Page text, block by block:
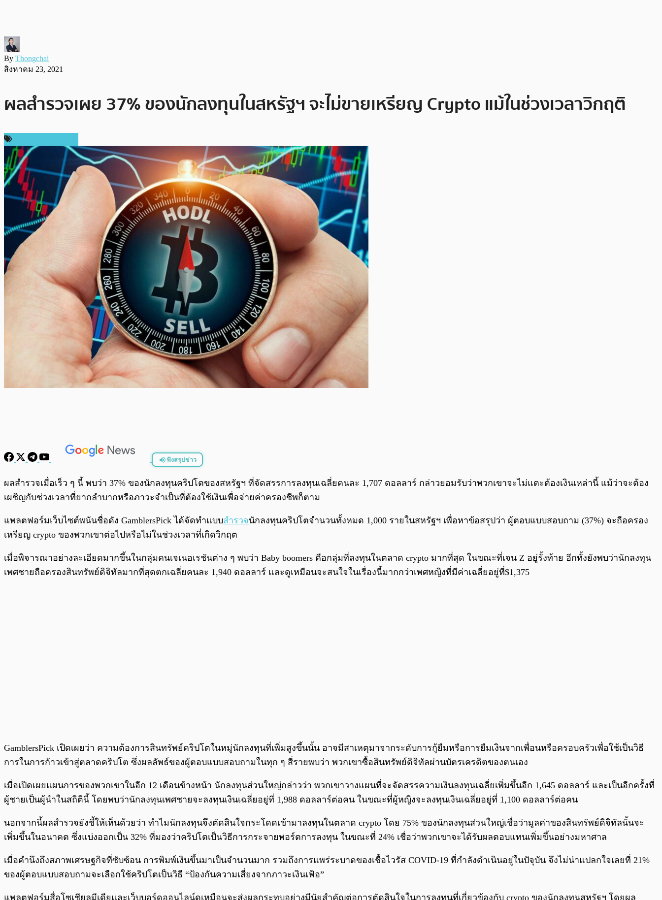
By Thongchai
สิงหาคม 23, 2021
ผลสำรวจเผย 37% ของนักลงทุนในสหรัฐฯ จะไม่ขายเหรียญ Crypto แม้ในช่วงเวลาวิกฤติ
ฟังสรุปข่าว
พร้อมเล่น 0:00 /0:00
ผลสำรวจเมื่อเร็ว ๆ นี้ พบว่า 37% ของนักลงทุนคริปโตของสหรัฐฯ ที่จัดสรรการลงทุนเฉลี่ยคนละ 1,707 ดอลลาร์ กล่าวยอมรับว่าพวกเขาจะไม่แตะต้องเงินเหล่านี้ แม้ว่าจะต้อง
เผชิญกับช่วงเวลาที่ยากลำบากหรือภาวะจำเป็นที่ต้องใช้เงินเพื่อจ่ายค่าครองชีพก็ตาม
แพลตฟอร์มเว็บไซต์พนันชื่อดัง GamblersPick ได้จัดทำแบบสำรวจนักลงทุนคริปโตจำนวนทั้งหมด 1,000 รายในสหรัฐฯ เพื่อหาข้อสรุปว่า ผู้ตอบแบบสอบถาม (37%) จะถือครอง
เหรียญ crypto ของพวกเขาต่อไปหรือไม่ในช่วงเวลาที่เกิดวิกฤต
เมื่อพิจารณาอย่างละเอียดมากขึ้นในกลุ่มคนเจเนอเรชันต่าง ๆ พบว่า Baby boomers คือกลุ่มที่ลงทุนในตลาด crypto มากที่สุด ในขณะที่เจน Z อยู่รั้งท้าย อีกทั้งยังพบว่านักลงทุน
เพศชายถือครองสินทรัพย์ดิจิทัลมากที่สุดตกเฉลี่ยคนละ 1,940 ดอลลาร์ และดูเหมือนจะสนใจในเรื่องนี้มากกว่าเพศหญิงที่มีค่าเฉลี่ยอยู่ที่$1,375
GamblersPick เปิดเผยว่า ความต้องการสินทรัพย์คริปโตในหมู่นักลงทุนที่เพิ่มสูงขึ้นนั้น อาจมีสาเหตุมาจากระดับการกู้ยืมหรือการยืมเงินจากเพื่อนหรือครอบครัวเพื่อใช้เป็นวิธี
การในการก้าวเข้าสู่ตลาดคริปโต ซึ่งผลลัพธ์ของผู้ตอบแบบสอบถามในทุก ๆ สี่รายพบว่า พวกเขาซื้อสินทรัพย์ดิจิทัลผ่านบัตรเครดิตของตนเอง
เมื่อเปิดเผยแผนการของพวกเขาในอีก 12 เดือนข้างหน้า นักลงทุนส่วนใหญ่กล่าวว่า พวกเขาวางแผนที่จะจัดสรรความเงินลงทุนเฉลี่ยเพิ่มขึ้นอีก 1,645 ดอลลาร์ และเป็นอีกครั้งที่
ผู้ชายเป็นผู้นำในสถิตินี้ โดยพบว่านักลงทุนเพศชายจะลงทุนเงินเฉลี่ยอยู่ที่ 1,988 ดอลลาร์ต่อคน ในขณะที่ผู้หญิงจะลงทุนเงินเฉลี่ยอยู่ที่ 1,100 ดอลลาร์ต่อคน
นอกจากนี้ผลสำรวจยังชี้ให้เห็นด้วยว่า ทำไมนักลงทุนจึงตัดสินใจกระโดดเข้ามาลงทุนในตลาด crypto โดย 75% ของนักลงทุนส่วนใหญ่เชื่อว่ามูลค่าของสินทรัพย์ดิจิทัลนั้นจะ
เพิ่มขึ้นในอนาคต ซึ่งแบ่งออกเป็น 32% ที่มองว่าคริปโตเป็นวิธีการกระจายพอร์ตการลงทุน ในขณะที่ 24% เชื่อว่าพวกเขาจะได้รับผลตอบแทนเพิ่มขึ้นอย่างมหาศาล
เมื่อคำนึงถึงสภาพเศรษฐกิจที่ซับซ้อน การพิมพ์เงินขึ้นมาเป็นจำนวนมาก รวมถึงการแพร่ระบาดของเชื้อไวรัส COVID-19 ที่กำลังดำเนินอยู่ในปัจุบัน จึงไม่น่าแปลกใจเลยที่ 21%
ของผู้ตอบแบบสอบถามจะเลือกใช้คริปโตเป็นวิธี “ป้องกันความเสี่ยงจากภาวะเงินเฟ้อ”
แพลตฟอร์มสื่อโซเชียลมีเดียและเว็บบอร์ดออนไลน์ดูเหมือนจะส่งผลกระทบอย่างมีนัยสำคัญต่อการตัดสินใจในการลงทุนที่เกี่ยวข้องกับ crypto ของนักลงทุนสหรัฐฯ โดยผล